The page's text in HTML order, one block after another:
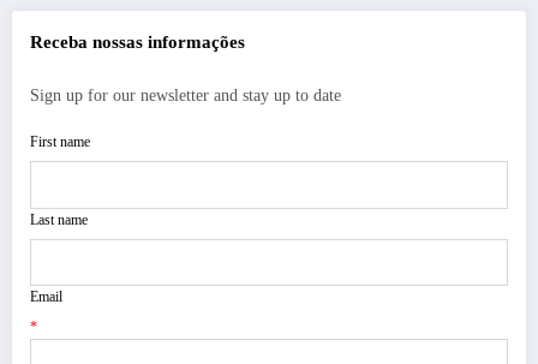
Receba nossas informações
Sign up for our newsletter and stay up to date
First name
Last name
Email
*